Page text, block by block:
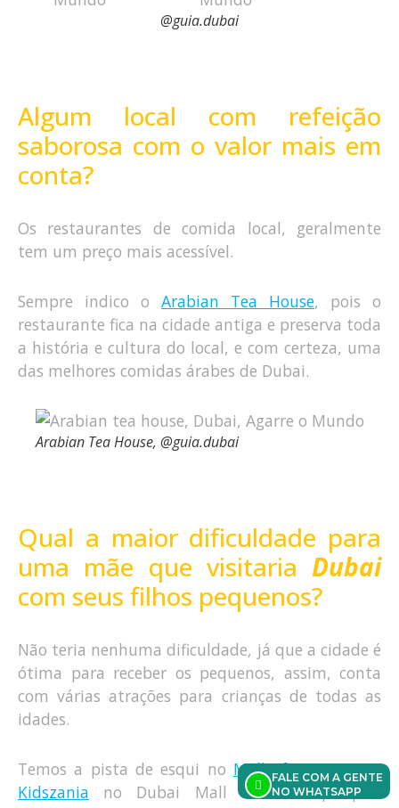
@guia.dubai
Algum local com refeição
saborosa com o valor mais em
conta?
Os restaurantes de comida local, geralmente
tem um preço mais acessível.
Sempre indico o Arabian Tea House, pois o
restaurante fica na cidade antiga e preserva toda
a história e cultura do local, e com certeza, uma
das melhores comidas árabes de Dubai.
Arabian Tea House, @guia.dubai
Qual a maior dificuldade para
uma mãe que visitaria Dubai
com seus filhos pequenos?
Não teria nenhuma dificuldade, já que a cidade é
ótima para receber os pequenos, assim, conta
com várias atrações para crianças de todas as
idades.
Temos a pista de esqui no Mall of Emirates, o
Kidszania no Dubai Mall e vários parques
FALE COM A GENTE
NO WHATSAPP